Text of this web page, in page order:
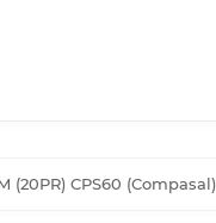
(20PR) CPS60 (Compasal)